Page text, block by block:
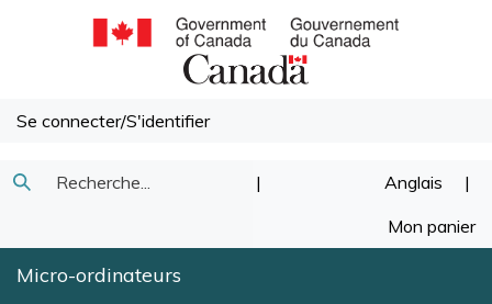
Se connecter/S'identifier
Recherche
Soumettre
recherche
| Anglais |
Mon panier
Micro-ordinateurs